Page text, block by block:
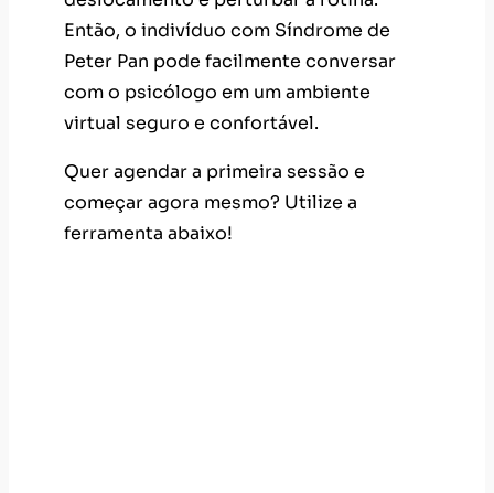
Quer agendar a primeira sessão e
começar agora mesmo? Utilize a
ferramenta abaixo!